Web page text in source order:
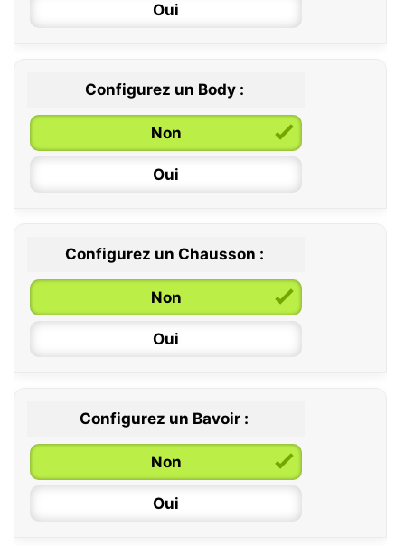
Oui
Configurez un Body :
Non
Oui
0 / 6 mois
6 / 12 mois
12 / 18 mois
Configurez un Chausson :
Non
Oui
Configurez un Bavoir :
Non
Oui